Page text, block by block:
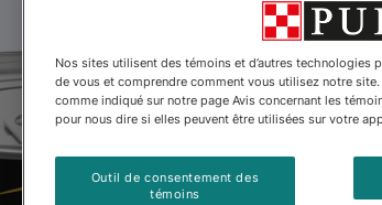
Nos sites utilisent des témoins et d’autres technologies
de vous et comprendre comment vous utilisez notre
comme indiqué sur notre page Avis concernant les
pour nous dire si elles peuvent être utilisées sur votre
Outil de consentement des
témoins